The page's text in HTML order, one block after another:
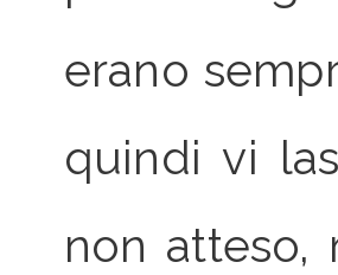
erano
quindi vi
non